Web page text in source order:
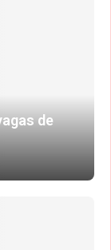
de